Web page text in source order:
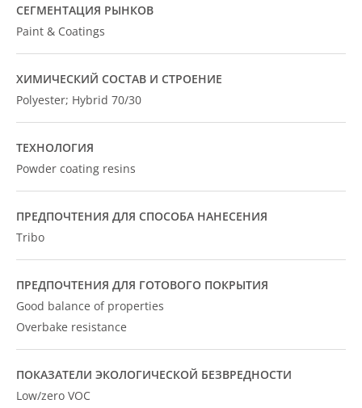
СЕГМЕНТАЦИЯ РЫНКОВ
Paint & Coatings
ХИМИЧЕСКИЙ СОСТАВ И СТРОЕНИЕ
Polyester; Hybrid 70/30
ТЕХНОЛОГИЯ
Powder coating resins
ПРЕДПОЧТЕНИЯ ДЛЯ СПОСОБА НАНЕСЕНИЯ
Tribo
ПРЕДПОЧТЕНИЯ ДЛЯ ГОТОВОГО ПОКРЫТИЯ
Good balance of properties
Overbake resistance
ПОКАЗАТЕЛИ ЭКОЛОГИЧЕСКОЙ БЕЗВРЕДНОСТИ
Low/zero VOC